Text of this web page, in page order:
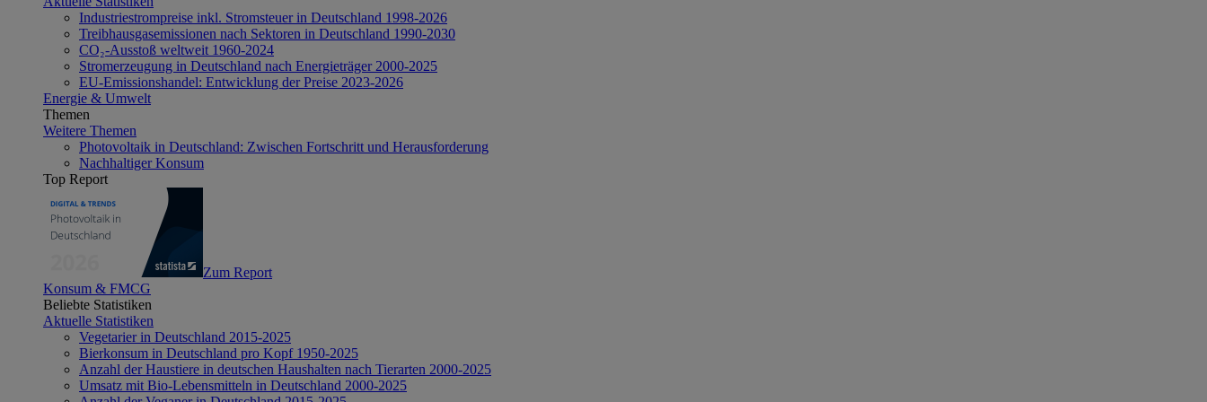
Industriestrompreise inkl. Stromsteuer in Deutschland 1998-2026
Treibhausgasemissionen nach Sektoren in Deutschland 1990-2030
CO₂-Ausstoß weltweit 1960-2024
Stromerzeugung in Deutschland nach Energieträger 2000-2025
EU-Emissionshandel: Entwicklung der Preise 2023-2026
Energie & Umwelt
Themen
Weitere Themen
Photovoltaik in Deutschland: Zwischen Fortschritt und Herausforderung
Nachhaltiger Konsum
Top Report
Zum Report
Konsum & FMCG
Beliebte Statistiken
Aktuelle Statistiken
Vegetarier in Deutschland 2015-2025
Bierkonsum in Deutschland pro Kopf 1950-2025
Anzahl der Haustiere in deutschen Haushalten nach Tierarten 2000-2025
Umsatz mit Bio-Lebensmitteln in Deutschland 2000-2025